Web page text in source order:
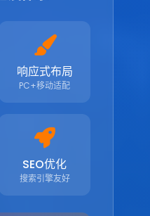
响应式布局
PC+移动适配
SEO优化
搜索引擎友好